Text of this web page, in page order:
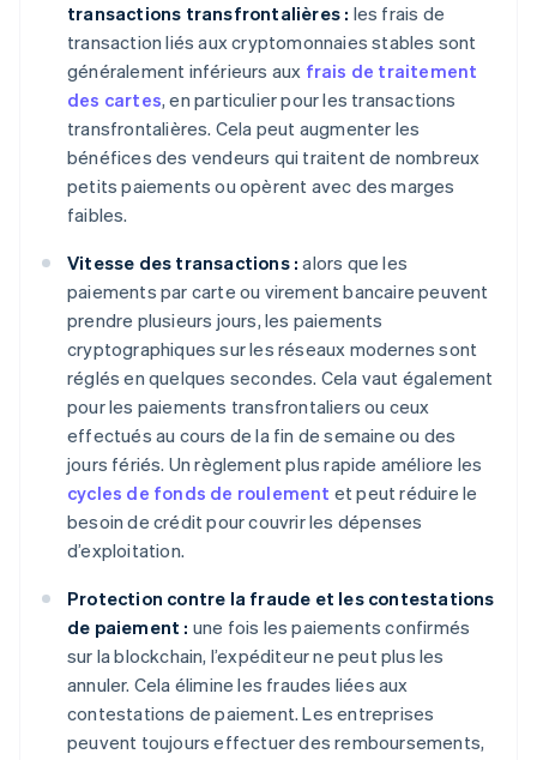
transactions transfrontalières : les frais de
transaction liés aux cryptomonnaies stables sont
généralement inférieurs aux frais de traitement
des cartes, en particulier pour les transactions
transfrontalières. Cela peut augmenter les
bénéfices des vendeurs qui traitent de nombreux
petits paiements ou opèrent avec des marges
faibles.
Vitesse des transactions : alors que les
paiements par carte ou virement bancaire peuvent
prendre plusieurs jours, les paiements
cryptographiques sur les réseaux modernes sont
réglés en quelques secondes. Cela vaut également
pour les paiements transfrontaliers ou ceux
effectués au cours de la fin de semaine ou des
jours fériés. Un règlement plus rapide améliore les
cycles de fonds de roulement et peut réduire le
besoin de crédit pour couvrir les dépenses
d’exploitation.
Protection contre la fraude et les contestations
de paiement : une fois les paiements confirmés
sur la blockchain, l’expéditeur ne peut plus les
annuler. Cela élimine les fraudes liées aux
contestations de paiement. Les entreprises
peuvent toujours effectuer des remboursements,